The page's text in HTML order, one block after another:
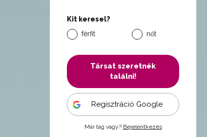
Kit keresel?
férfit
nőt
Társat szeretnék
találni!
Regisztráció Google
Már tag vagy? Bejelentkezés